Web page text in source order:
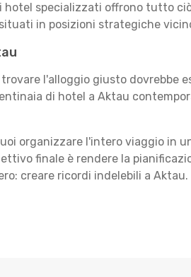
hotel specializzati offrono tutto
in posizioni strategiche
l'alloggio giusto dovrebbe
di hotel a Aktau
organizzare l'intero viaggio in
finale è rendere la
creare ricordi indelebili a Aktau.